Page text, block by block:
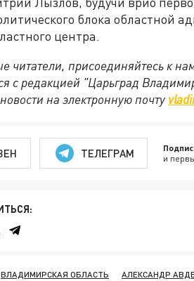
блока областной
центра.
читатели, присоединяйтесь к
с редакцией "Царьград
на электронную почту
ТЕЛЕГРАМ и
ВЛАДИМИРСКАЯ ОБЛАСТЬ АЛЕКСАНДР